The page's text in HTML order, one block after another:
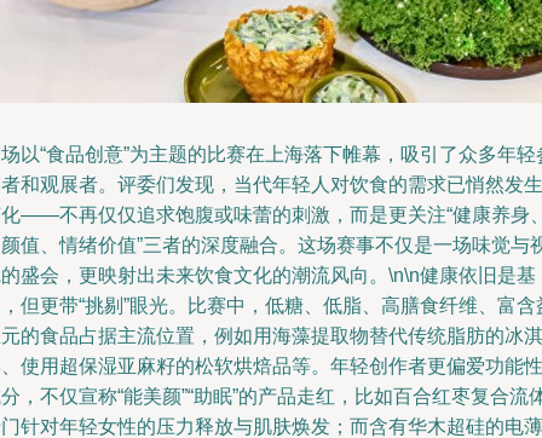
以“食品创意”为主题的比赛在上海落下帷幕，吸引了众多年轻
和观展者。评委们发现，当代年轻人对饮食的需求已悄然发生
——不再仅仅追求饱腹或味蕾的刺激，而是更关注“健康养身
值、情绪价值”三者的深度融合。这场赛事不仅是一场味觉与
盛会，更映射出未来饮食文化的潮流风向。\n\n健康依旧是基
但更带“挑剔”眼光。比赛中，低糖、低脂、高膳食纤维、富含
的食品占据主流位置，例如用海藻提取物替代传统脂肪的冰淇
使用超保湿亚麻籽的松软烘焙品等。年轻创作者更偏爱功能性
，不仅宣称“能美颜”“助眠”的产品走红，比如百合红枣复合流
针对年轻女性的压力释放与肌肤焕发；而含有华木超硅的电薄